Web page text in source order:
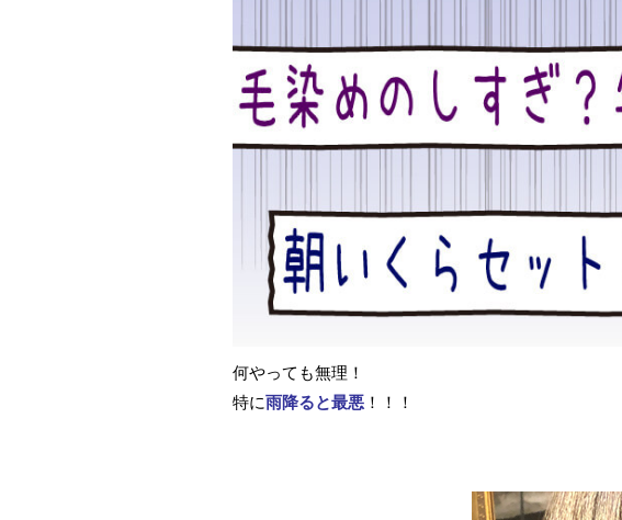
何やっても無理！
特に雨降ると最悪 ！！！